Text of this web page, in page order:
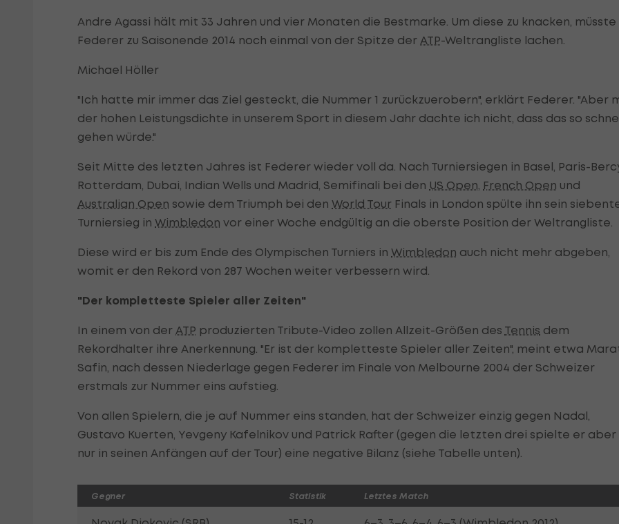
Andre Agassi hält mit 33 Jahren und vier Monaten die Bestmarke. Um diese zu knacken, müsste
Federer zu Saisonende 2014 noch einmal von der Spitze der ATP-Weltrangliste lachen.
Michael Höller
"Ich hatte mir immer das Ziel gesteckt, die Nummer 1 zurückzuerobern", erklärt Federer. "Aber
der hohen Leistungsdichte in unserem Sport in diesem Jahr dachte ich nicht, dass das so
gehen würde."
Seit Mitte des letzten Jahres ist Federer wieder voll da. Nach Turniersiegen in Basel, Paris-
Rotterdam, Dubai, Indian Wells und Madrid, Semifinali bei den US Open, French Open und
Australian Open sowie dem Triumph bei den World Tour Finals in London spülte ihn sein
Turniersieg in Wimbledon vor einer Woche endgültig an die oberste Position der Weltrangliste.
Diese wird er bis zum Ende des Olympischen Turniers in Wimbledon auch nicht mehr abgeben,
womit er den Rekord von 287 Wochen weiter verbessern wird.
"Der kompletteste Spieler aller Zeiten"
In einem von der ATP produzierten Tribute-Video zollen Allzeit-Größen des Tennis dem
Rekordhalter ihre Anerkennung. "Er ist der kompletteste Spieler aller Zeiten", meint etwa
Safin, nach dessen Niederlage gegen Federer im Finale von Melbourne 2004 der Schweizer
erstmals zur Nummer eins aufstieg.
Von allen Spielern, die je auf Nummer eins standen, hat der Schweizer einzig gegen Nadal,
Gustavo Kuerten, Yevgeny Kafelnikov und Patrick Rafter (gegen die letzten drei spielte er aber
nur in seinen Anfängen auf der Tour) eine negative Bilanz (siehe Tabelle unten).
Gegner Statistik Letztes Match